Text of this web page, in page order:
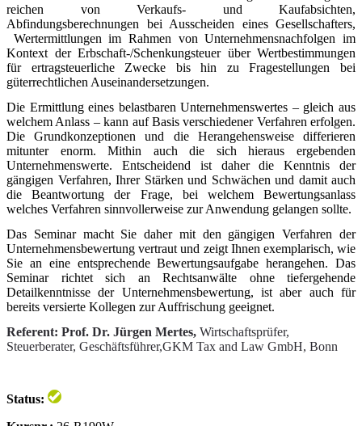
reichen von Verkaufs- und Kaufabsichten,
Abfindungsberechnungen bei Ausscheiden eines Gesellschafters,
Wertermittlungen im Rahmen von Unternehmensnachfolgen im
Kontext der Erbschaft-/Schenkungsteuer über Wertbestimmungen
für ertragsteuerliche Zwecke bis hin zu Fragestellungen bei
güterrechtlichen Auseinandersetzungen.
Die Ermittlung eines belastbaren Unternehmenswertes – gleich aus
welchem Anlass – kann auf Basis verschiedener Verfahren erfolgen.
Die Grundkonzeptionen und die Herangehensweise differieren
mitunter enorm. Mithin auch die sich hieraus ergebenden
Unternehmenswerte. Entscheidend ist daher die Kenntnis der
gängigen Verfahren, Ihrer Stärken und Schwächen und damit auch
die Beantwortung der Frage, bei welchem Bewertungsanlass
welches Verfahren sinnvollerweise zur Anwendung gelangen sollte.
Das Seminar macht Sie daher mit den gängigen Verfahren der
Unternehmensbewertung vertraut und zeigt Ihnen exemplarisch, wie
Sie an eine entsprechende Bewertungsaufgabe herangehen. Das
Seminar richtet sich an Rechtsanwälte ohne tiefergehende
Detailkenntnisse der Unternehmensbewertung, ist aber auch für
bereits versierte Kollegen zur Auffrischung geeignet.
Referent: Prof. Dr. Jürgen Mertes, Wirtschaftsprüfer,
Steuerberater, Geschäftsführer,GKM Tax and Law GmbH, Bonn
Status: